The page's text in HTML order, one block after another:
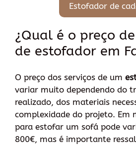
Estofador de
¿Qual é o preço
de estofador em
O preço dos serviços de um
variar muito dependendo do
realizado, dos materiais
complexidade do projeto. Em
para estofar um sofá pode
800€, mas é importante